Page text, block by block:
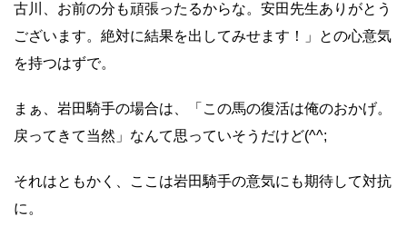
古川、お前の分も頑張ったるからな。安田先生ありがとう
ございます。絶対に結果を出してみせます！」との心意気
を持つはずで。
まぁ、岩田騎手の場合は、「この馬の復活は俺のおかげ。
戻ってきて当然」なんて思っていそうだけど(^^;
それはともかく、ここは岩田騎手の意気にも期待して対抗
に。